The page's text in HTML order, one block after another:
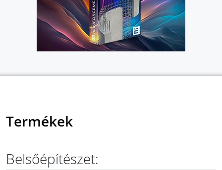
Termékek
Belsőépítészet: